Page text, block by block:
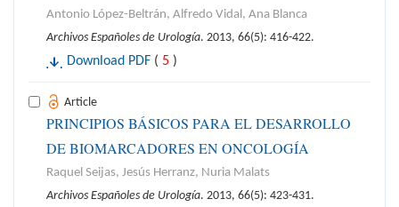
Antonio López-Beltrán, Alfredo Vidal, Ana Blanca
Archivos Españoles de Urología. 2013, 66(5): 416-422.
Download PDF ( 5 )
Article
PRINCIPIOS BÁSICOS PARA EL DESARROLLO
DE BIOMARCADORES EN ONCOLOGÍA
Raquel Seijas, Jesús Herranz, Nuria Malats
Archivos Españoles de Urología. 2013, 66(5): 423-431.